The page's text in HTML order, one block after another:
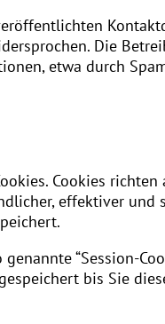
Die
etwa durch
Cookies
effektiver
“Session-
bis Sie